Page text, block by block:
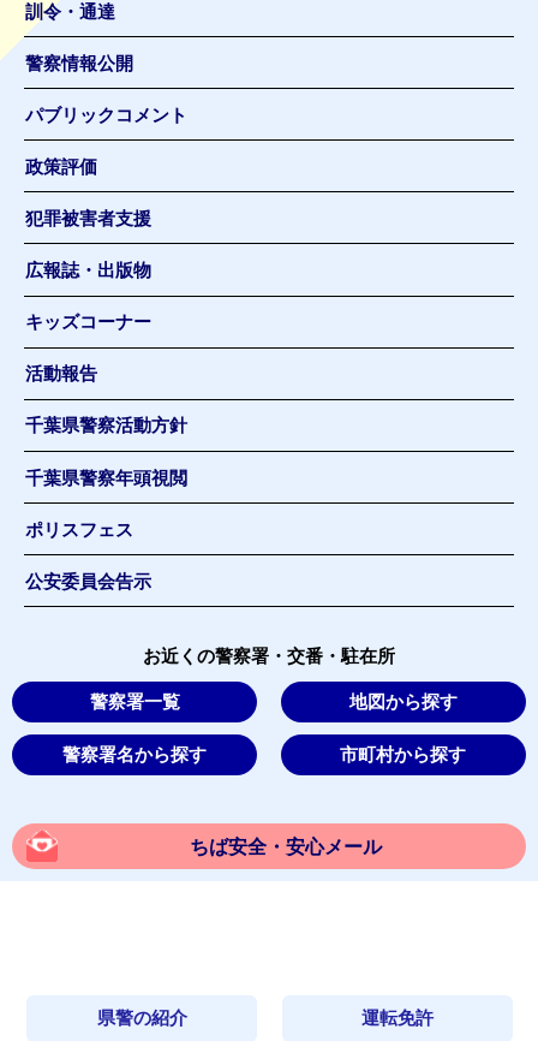
訓令・通達
警察情報公開
パブリックコメント
政策評価
犯罪被害者支援
広報誌・出版物
キッズコーナー
活動報告
千葉県警察活動方針
千葉県警察年頭視閲
ポリスフェス
公安委員会告示
お近くの警察署・交番・駐在所
警察署一覧 地図から探す
警察署名から探す 市町村から探す
ちば安全・安心メール
県警の紹介 運転免許